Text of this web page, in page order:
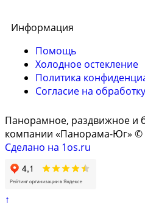
Информация
Помощь
Холодное остекление
Политика
Согласие на
Панорамное, раздвижное и
компании «Панорама-Юг» ©
Сделано на 1os.ru
↑